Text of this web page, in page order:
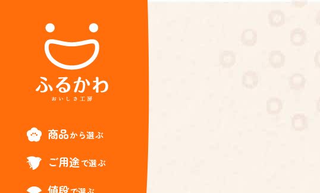
商品から選ぶ
ご用途で選ぶ
値段